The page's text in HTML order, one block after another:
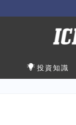
投資知識